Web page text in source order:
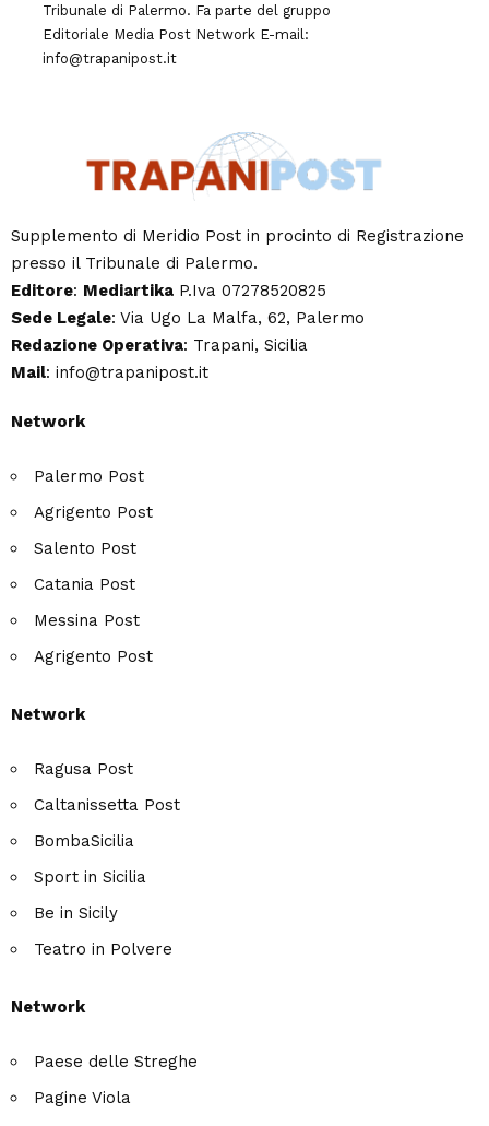
Tribunale di Palermo. Fa parte del gruppo
Editoriale Media Post Network E-mail:
info@trapanipost.it
Supplemento di Meridio Post in procinto di Registrazione
presso il Tribunale di Palermo.
Editore: Mediartika P.Iva 07278520825
Sede Legale: Via Ugo La Malfa, 62, Palermo
Redazione Operativa: Trapani, Sicilia
Mail: info@trapanipost.it
Network
Palermo Post
Agrigento Post
Salento Post
Catania Post
Messina Post
Agrigento Post
Network
Ragusa Post
Caltanissetta Post
BombaSicilia
Sport in Sicilia
Be in Sicily
Teatro in Polvere
Network
Paese delle Streghe
Pagine Viola